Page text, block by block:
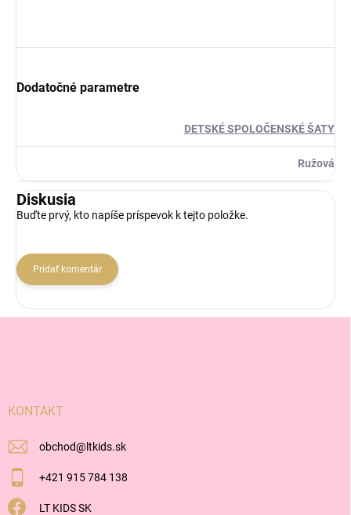
Dodatočné parametre
DETSKÉ SPOLOČENSKÉ ŠATY
Ružová
Diskusia
Buďte prvý, kto napíše príspevok k tejto položke.
Pridať komentár
KONTAKT
obchod@ ltkids.sk
+421 915 784 138
LT KIDS SK